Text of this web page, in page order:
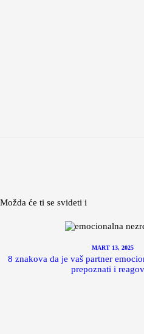
Možda će ti se svideti i
MART 13, 2025
8 znakova da je vaš partner
prepoznati i